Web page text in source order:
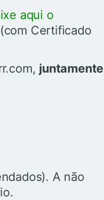
aqui o
Certificado
juntamente
A não